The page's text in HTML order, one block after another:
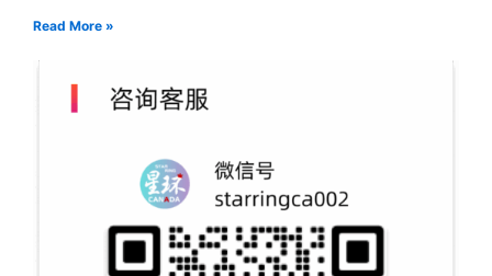
Read More »